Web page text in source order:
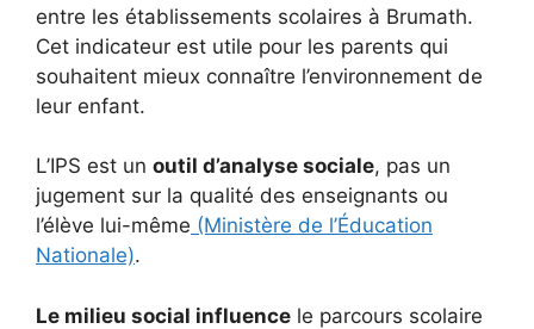
entre les établissements scolaires à Brumath.
Cet indicateur est utile pour les parents qui
souhaitent mieux connaître l’environnement de
leur enfant.
L’IPS est un outil d’analyse sociale, pas un
jugement sur la qualité des enseignants ou
l’élève lui-même (Ministère de l’Éducation
Nationale).
Le milieu social influence le parcours scolaire